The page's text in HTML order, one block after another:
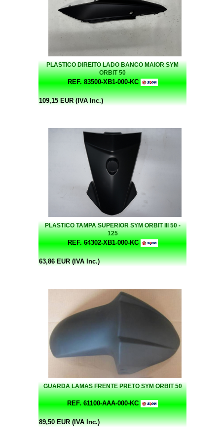
PLASTICO DIREITO LADO BANCO MAIOR SYM
ORBIT 50
REF. 83500-XB1-000-KC
109,15 EUR (IVA Inc.)
PLASTICO TAMPA SUPERIOR SYM ORBIT III 50 -
125
REF. 64302-XB1-000-KC
63,86 EUR (IVA Inc.)
GUARDA LAMAS FRENTE PRETO SYM ORBIT 50
REF. 61100-AAA-000-KC
89,50 EUR (IVA Inc.)